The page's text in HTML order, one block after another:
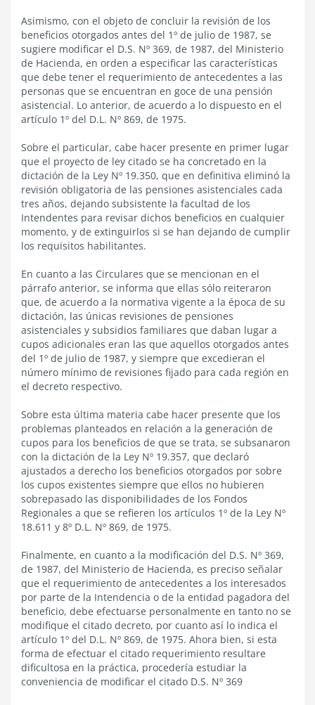
Asimismo, con el objeto de concluir la revisión de los
beneficios otorgados antes del 1º de julio de 1987, se
sugiere modificar el D.S. Nº 369, de 1987, del Ministerio
de Hacienda, en orden a especificar las características
que debe tener el requerimiento de antecedentes a las
personas que se encuentran en goce de una pensión
asistencial. Lo anterior, de acuerdo a lo dispuesto en el
artículo 1º del D.L. Nº 869, de 1975.
Sobre el particular, cabe hacer presente en primer lugar
que el proyecto de ley citado se ha concretado en la
dictación de la Ley Nº 19.350, que en definitiva eliminó la
revisión obligatoria de las pensiones asistenciales cada
tres años, dejando subsistente la facultad de los
Intendentes para revisar dichos beneficios en cualquier
momento, y de extinguirlos si se han dejando de cumplir
los requisitos habilitantes.
En cuanto a las Circulares que se mencionan en el
párrafo anterior, se informa que ellas sólo reiteraron
que, de acuerdo a la normativa vigente a la época de su
dictación, las únicas revisiones de pensiones
asistenciales y subsidios familiares que daban lugar a
cupos adicionales eran las que aquellos otorgados antes
del 1º de julio de 1987, y siempre que excedieran el
número mínimo de revisiones fijado para cada región en
el decreto respectivo.
Sobre esta última materia cabe hacer presente que los
problemas planteados en relación a la generación de
cupos para los beneficios de que se trata, se subsanaron
con la dictación de la Ley Nº 19.357, que declaró
ajustados a derecho los beneficios otorgados por sobre
los cupos existentes siempre que ellos no hubieren
sobrepasado las disponibilidades de los Fondos
Regionales a que se refieren los artículos 1º de la Ley Nº
18.611 y 8º D.L. Nº 869, de 1975.
Finalmente, en cuanto a la modificación del D.S. Nº 369,
de 1987, del Ministerio de Hacienda, es preciso señalar
que el requerimiento de antecedentes a los interesados
por parte de la Intendencia o de la entidad pagadora del
beneficio, debe efectuarse personalmente en tanto no se
modifique el citado decreto, por cuanto así lo indica el
artículo 1º del D.L. Nº 869, de 1975. Ahora bien, si esta
forma de efectuar el citado requerimiento resultare
dificultosa en la práctica, procedería estudiar la
conveniencia de modificar el citado D.S. Nº 369